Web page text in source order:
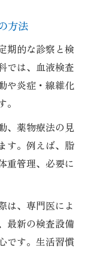
方法
期的な診察と検
では、血液検査
や炎症・線維化
、薬物療法の見
す。例えば、脂
重管理、必要に
は、専門医によ
最新の検査設備
です。生活習慣